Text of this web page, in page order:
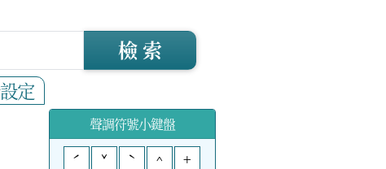
定
檢 索
聲調符號小鍵盤
ˊ
ˇ ˋ ^ +